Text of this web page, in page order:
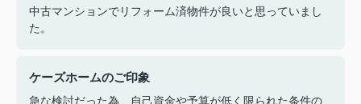
中古マンションでリフォーム済物件が良いと思っていまし
た。
ケーズホームのご印象
急な検討だった為、自己資金や予算が低く限られた条件の